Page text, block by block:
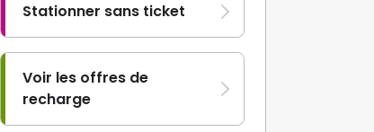
Stationner sans ticket
Voir les offres de
recharge